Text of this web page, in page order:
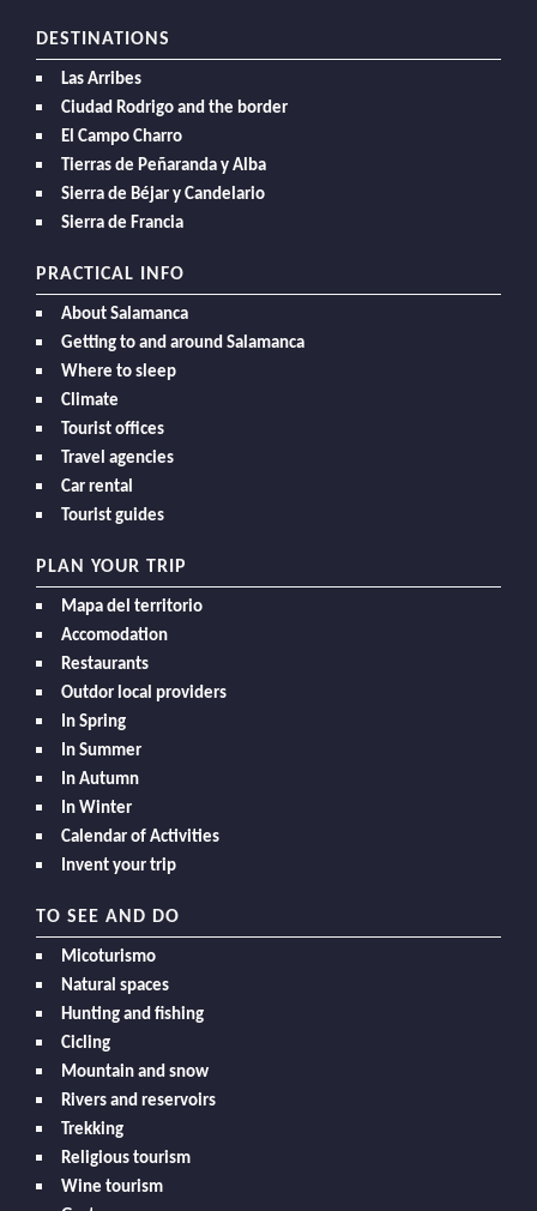
DESTINATIONS
Las Arribes
Ciudad Rodrigo and the border
El Campo Charro
Tierras de Peñaranda y Alba
Sierra de Béjar y Candelario
Sierra de Francia
PRACTICAL INFO
About Salamanca
Getting to and around Salamanca
Where to sleep
Climate
Tourist offices
Travel agencies
Car rental
Tourist guides
PLAN YOUR TRIP
Mapa del territorio
Accomodation
Restaurants
Outdor local providers
In Spring
In Summer
In Autumn
In Winter
Calendar of Activities
Invent your trip
TO SEE AND DO
Micoturismo
Natural spaces
Hunting and fishing
Cicling
Mountain and snow
Rivers and reservoirs
Trekking
Religious tourism
Wine tourism